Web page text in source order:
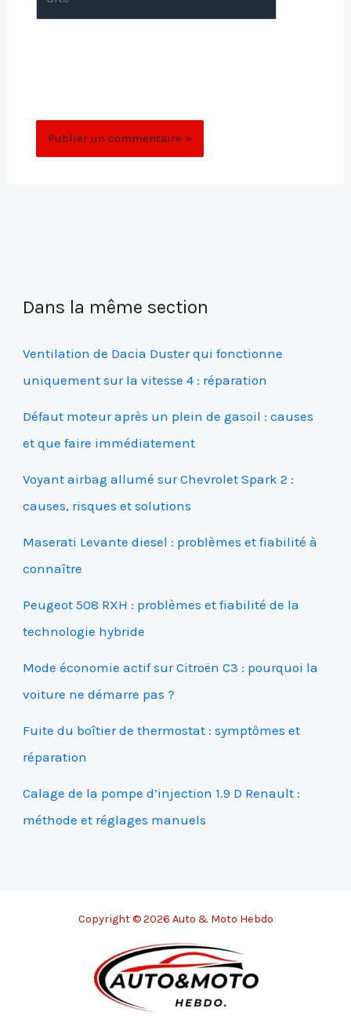
Dans la même section
Ventilation de Dacia Duster qui fonctionne
uniquement sur la vitesse 4 : réparation
Défaut moteur après un plein de gasoil : causes
et que faire immédiatement
Voyant airbag allumé sur Chevrolet Spark 2 :
causes, risques et solutions
Maserati Levante diesel : problèmes et fiabilité à
connaître
Peugeot 508 RXH : problèmes et fiabilité de la
technologie hybride
Mode économie actif sur Citroën C3 : pourquoi la
voiture ne démarre pas ?
Fuite du boîtier de thermostat : symptômes et
réparation
Calage de la pompe d’injection 1.9 D Renault :
méthode et réglages manuels
Copyright © 2026 Auto & Moto Hebdo